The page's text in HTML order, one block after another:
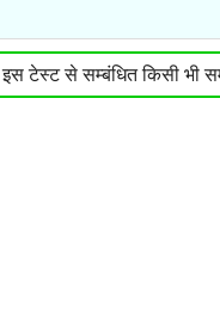
इस टेस्ट से सम्बंधित किसी भी